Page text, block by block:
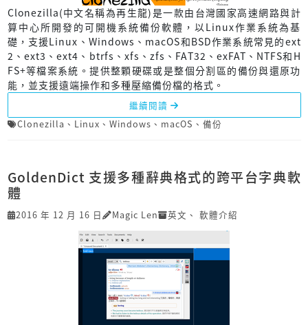
Clonezilla(中文名稱為再生龍)是一款由台灣國家高速網路與計
算中心所開發的可開機系統備份軟體，以Linux作業系統為基
礎，支援Linux、Windows、macOS和BSD作業系統常見的ext
2、ext3、ext4、btrfs、xfs、zfs、FAT32、exFAT、NTFS和H
FS+等檔案系統。提供整顆硬碟或是整個分割區的備份與還原功
能，並支援遠端操作和多種壓縮備份檔的格式。
繼續閱讀
Clonezilla 、 Linux 、 Windows 、 macOS 、 備份
GoldenDict 支援多種辭典格式的跨平台字典軟
體
2016 年 12 月 16 日 Magic Len 英文 、 軟體介紹